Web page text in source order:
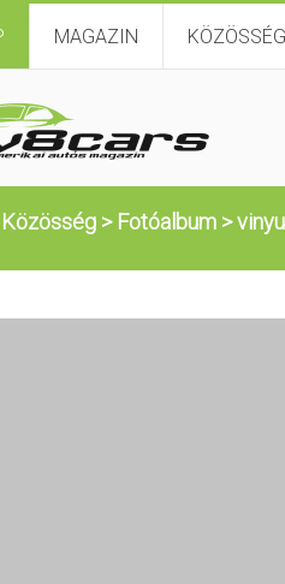
MAGAZIN KÖZÖSSÉG
Közösség > Fotóalbum >